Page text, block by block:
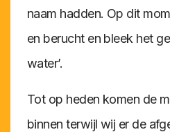
naam hadden. Op dit
en berucht en bleek het
water’.
Tot op heden komen de
binnen terwijl wij er de